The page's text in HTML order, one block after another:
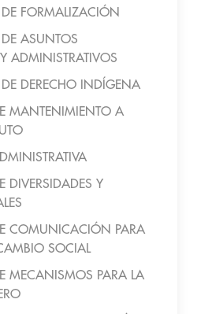
FORMALIZACIÓN
ASUNTOS
ADMINISTRATIVOS
DERECHO INDÍGENA
MANTENIMIENTO A
Y
COMUNICACIÓN PARA
SOCIAL
MECANISMOS PARA LA